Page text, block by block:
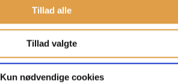
Tillad alle
Tillad valgte
Kun nødvendige cookies